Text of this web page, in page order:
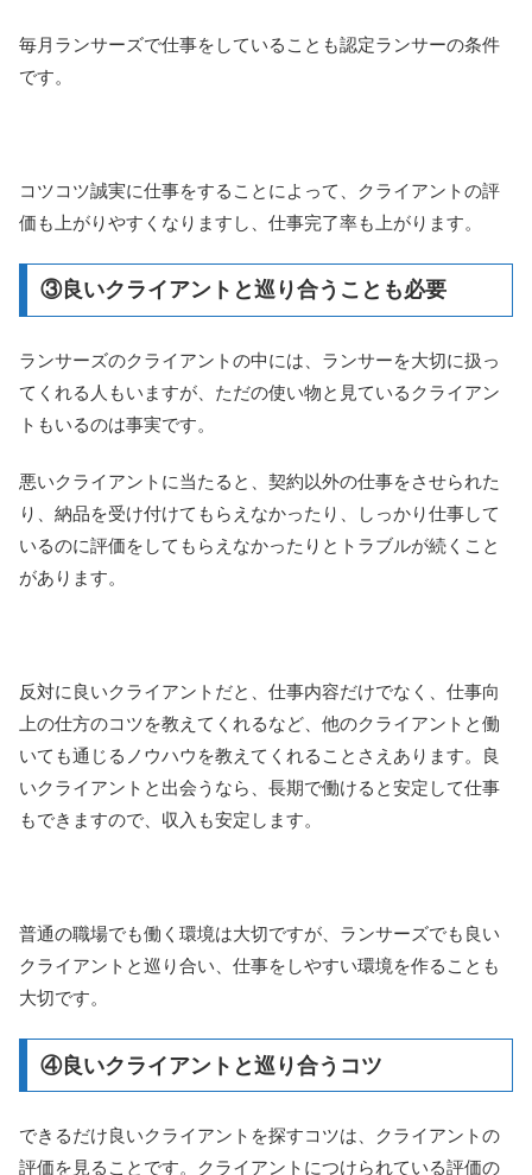
毎月ランサーズで仕事をしていることも認定ランサーの条件
です。
コツコツ誠実に仕事をすることによって、クライアントの評
価も上がりやすくなりますし、仕事完了率も上がります。
③良いクライアントと巡り合うことも必要
ランサーズのクライアントの中には、ランサーを大切に扱っ
てくれる人もいますが、ただの使い物と見ているクライアン
トもいるのは事実です。
悪いクライアントに当たると、契約以外の仕事をさせられた
り、納品を受け付けてもらえなかったり、しっかり仕事して
いるのに評価をしてもらえなかったりとトラブルが続くこと
があります。
反対に良いクライアントだと、仕事内容だけでなく、仕事向
上の仕方のコツを教えてくれるなど、他のクライアントと働
いても通じるノウハウを教えてくれることさえあります。良
いクライアントと出会うなら、長期で働けると安定して仕事
もできますので、収入も安定します。
普通の職場でも働く環境は大切ですが、ランサーズでも良い
クライアントと巡り合い、仕事をしやすい環境を作ることも
大切です。
④良いクライアントと巡り合うコツ
できるだけ良いクライアントを探すコツは、クライアントの
評価を見ることです。クライアントにつけられている評価の